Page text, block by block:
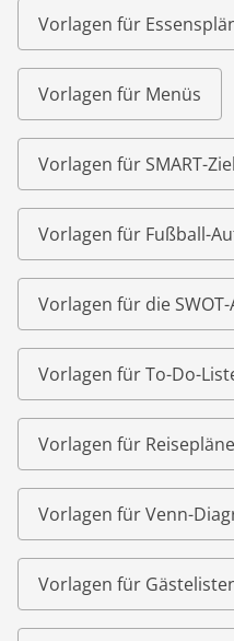
Vorlagen für
Vorlagen für Menüs
Vorlagen für SMART-
Vorlagen für Fußball-
Vorlagen für die
Vorlagen für To-Do-
Vorlagen für Reisepläne
Vorlagen für Venn-
Vorlagen für